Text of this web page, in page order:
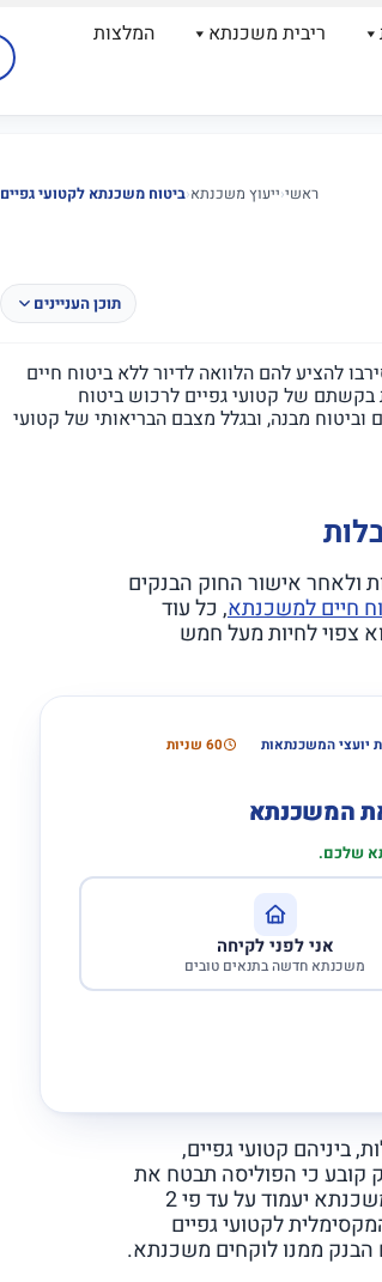
ריבית משכנתא
המלצות
ראשי‹ייעוץ משכנתא‹ביטוח משכנתא לקטועי גפיים
תוכן העניינים
להציע להם הלוואה לדיור ללא ביטוח חיים
של קטועי גפיים לרכוש ביטוח
מבנה, ובגלל מצבם הבריאותי של קטועי
ולאחר אישור החוק הבנקים
חיים למשכנתא, כל עוד
צפוי לחיות מעל חמש
יועצי המשכנתאות
60 שניות
המשכנתא
שלכם.
אני לפני לקיחה
משכנתא חדשה בתנאים טובים
ביניהם קטועי גפיים,
קובע כי הפוליסה תבטח את
האדם קטוע הגפיים עד לסכום מקסימלי של חצי מיליון ₪ וסכום המשכנתא יעמוד על עד פי 2
לקטועי גפיים